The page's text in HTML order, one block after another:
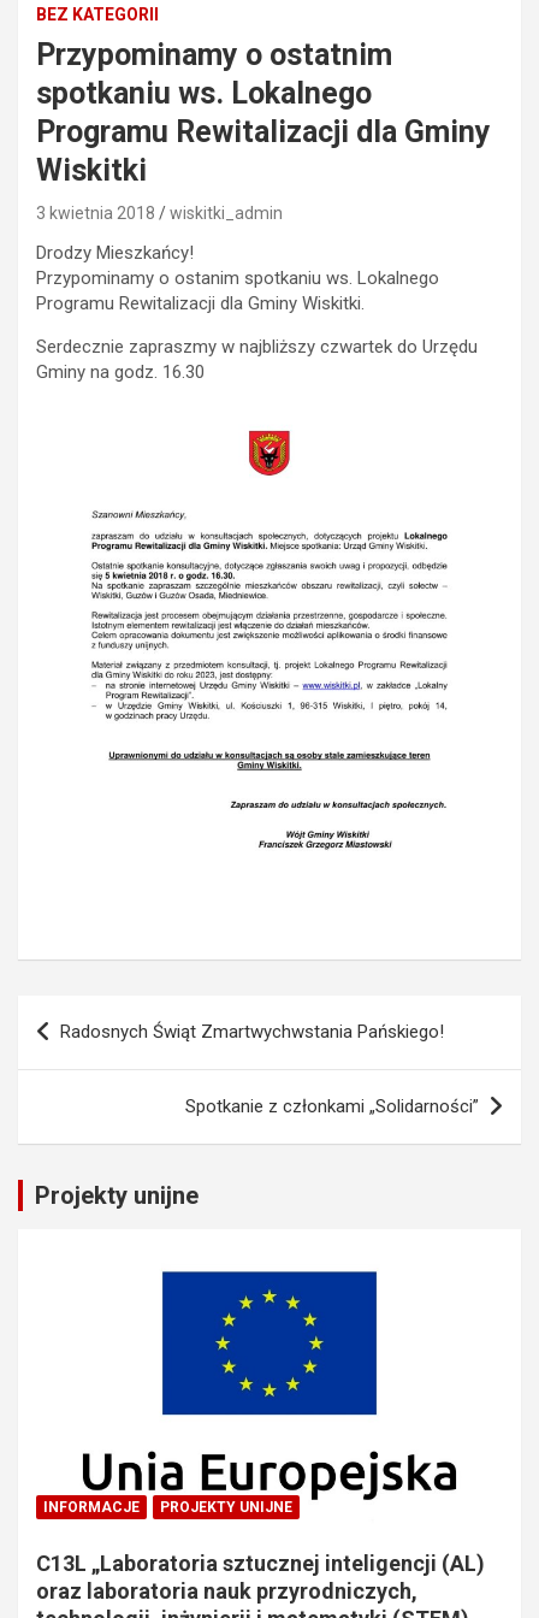
BEZ KATEGORII
Przypominamy o ostatnim
spotkaniu ws. Lokalnego
Programu Rewitalizacji dla Gminy
Wiskitki
3 kwietnia 2018 wiskitki_admin
Drodzy Mieszkańcy!
Przypominamy o ostanim spotkaniu ws. Lokalnego
Programu Rewitalizacji dla Gminy Wiskitki.
Serdecznie zapraszmy w najbliższy czwartek do Urzędu
Gminy na godz. 16.30
Nawigacja
wpisu
Radosnych Świąt Zmartwychwstania Pańskiego!
Spotkanie z członkami „Solidarności”
Projekty unijne
INFORMACJE PROJEKTY UNIJNE
C13L „Laboratoria sztucznej inteligencji (AL)
oraz laboratoria nauk przyrodniczych,